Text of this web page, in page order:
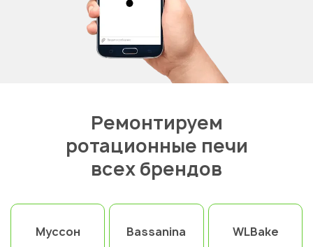
Ремонтируем
ротационные печи
всех брендов
Муссон Bassanina WLBake